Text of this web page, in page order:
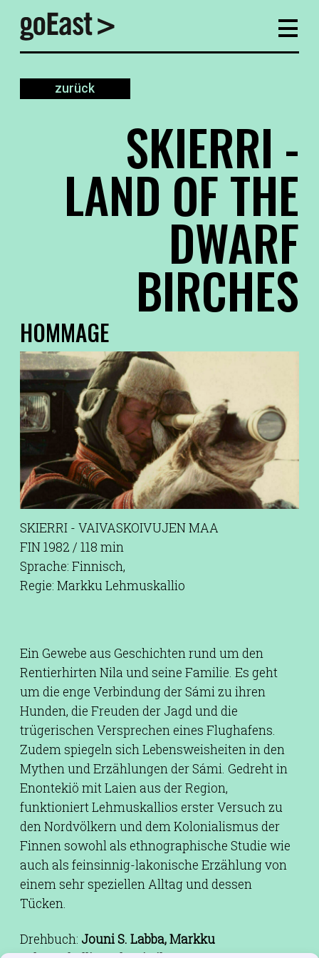
zurück
SKIERRI -
LAND OF THE
DWARF
BIRCHES
HOMMAGE
SKIERRI - VAIVASKOIVUJEN MAA
FIN 1982 / 118 min
Sprache: Finnisch,
Regie: Markku Lehmuskallio
Ein Gewebe aus Geschichten rund um den
Rentierhirten Nila und seine Familie. Es geht
um die enge Verbindung der Sámi zu ihren
Hunden, die Freuden der Jagd und die
trügerischen Versprechen eines Flughafens.
Zudem spiegeln sich Lebensweisheiten in den
Mythen und Erzählungen der Sámi. Gedreht in
Enontekiö mit Laien aus der Region,
funktioniert Lehmuskallios erster Versuch zu
den Nordvölkern und dem Kolonialismus der
Finnen sowohl als ethnographische Studie wie
auch als feinsinnig-lakonische Erzählung von
einem sehr speziellen Alltag und dessen
Tücken.
Drehbuch: Jouni S. Labba, Markku